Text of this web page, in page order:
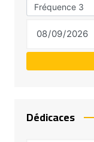
Dédicaces